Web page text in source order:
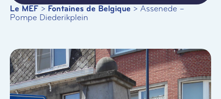
Le MEF > Fontaines de Belgique > Assenede –
Pompe Diederikplein